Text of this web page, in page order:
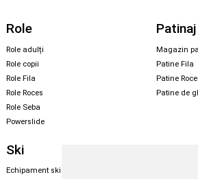
Role
Role adulți
Role copii
Role Fila
Role Roces
Role Seba
Powerslide
Patinaj
Magazin
Patine Fila
Patine
Patine de
Ski
Echipament ski